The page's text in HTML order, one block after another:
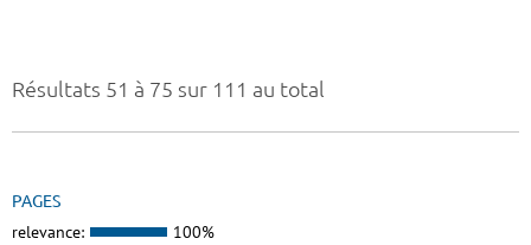
Résultats 51 à 75 sur 111 au total
PAGES
relevance: 100%